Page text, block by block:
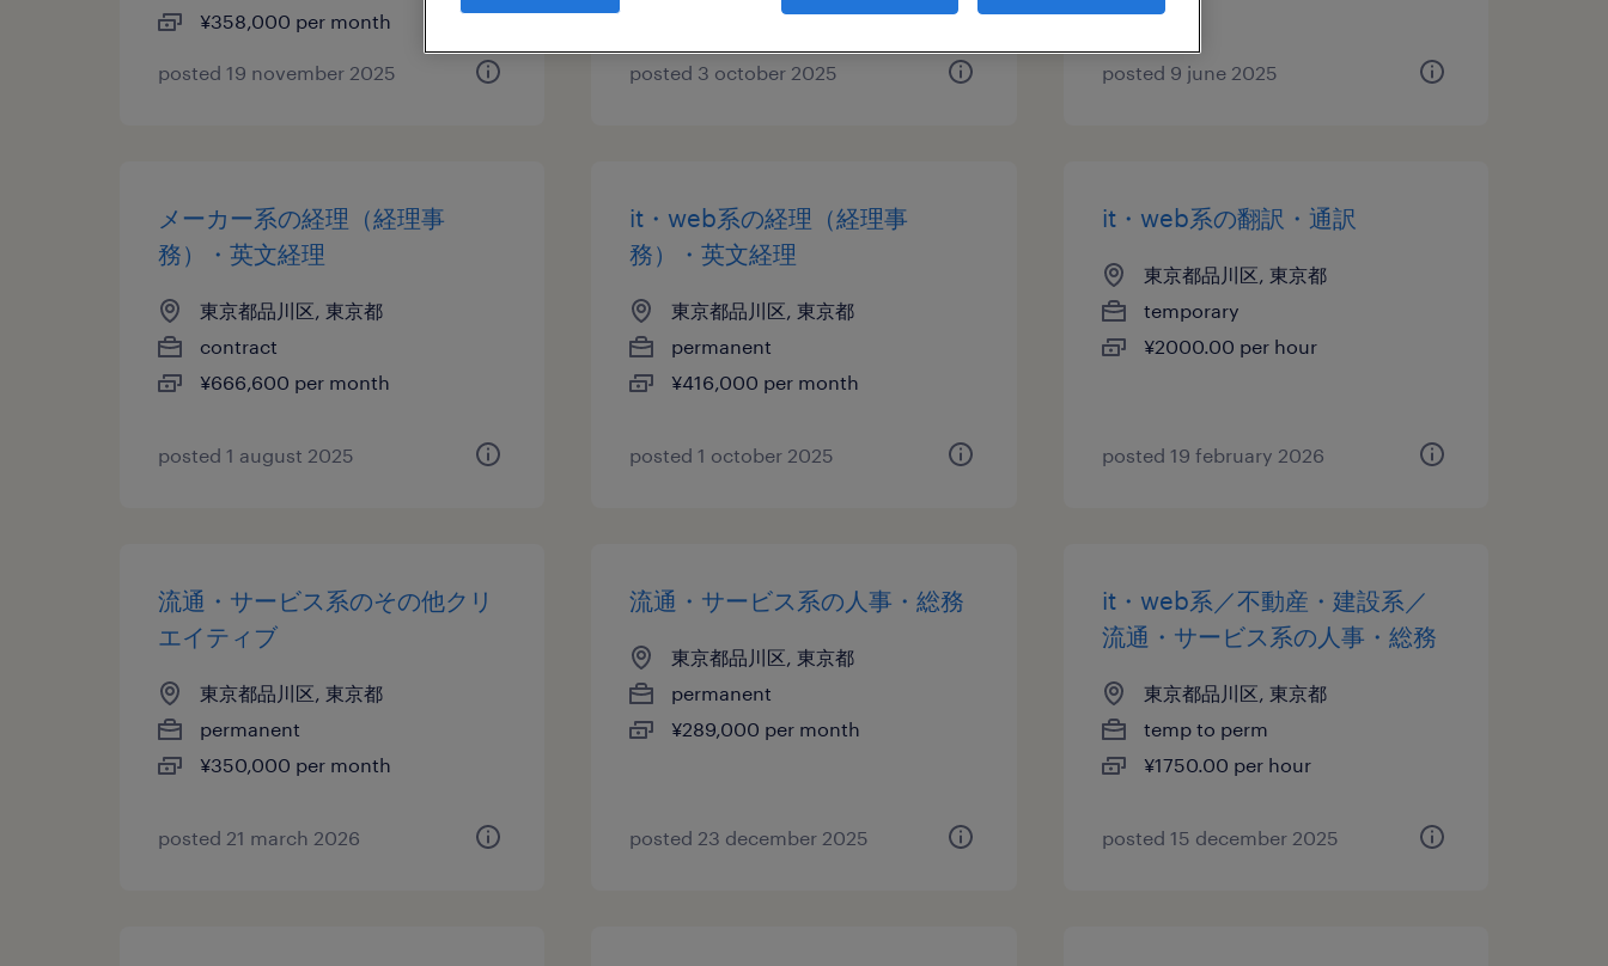
¥358,000 per month
posted 19 november 2025 posted 3 october 2025 posted 9 june 2025
メーカー系の経理（経理事
務）・英文経理
東京都品川区, 東京都
contract
¥666,600 per month
posted 1 august 2025
it・web系の経理（経理事
務）・英文経理
東京都品川区, 東京都
permanent
¥416,000 per month
posted 1 october 2025
it・web系の翻訳・通訳
東京都品川区, 東京都
temporary
¥2000.00 per hour
posted 19 february 2026
流通・サービス系のその他クリ
エイティブ
東京都品川区, 東京都
permanent
¥350,000 per month
posted 21 march 2026
流通・サービス系の人事・総務
東京都品川区, 東京都
permanent
¥289,000 per month
posted 23 december 2025
it・web系／不動産・建設系／
流通・サービス系の人事・総務
東京都品川区, 東京都
temp to perm
¥1750.00 per hour
posted 15 december 2025